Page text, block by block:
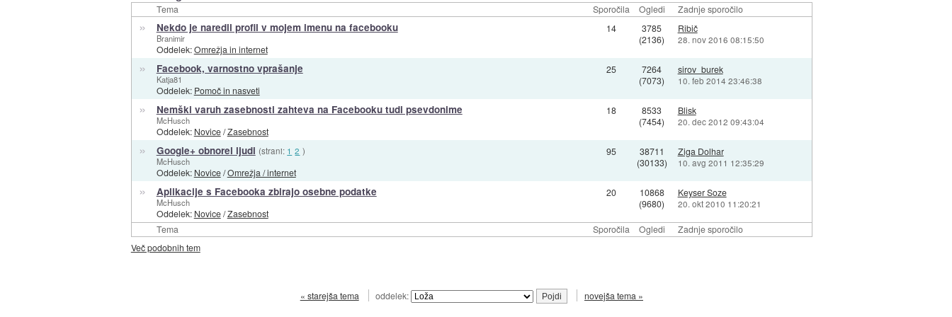
Tema Sporočila Ogledi Zadnje sporočilo
Tema Sporočila Ogledi Zadnje sporočilo
» Nekdo je naredil profil v mojem imenu na facebooku
Branimir
Oddelek:Omrežja in internet
14
3785
(2136)
Ribič
28. nov 2016 08:15:50
» Facebook, varnostno vprašanje
Katja81
Oddelek: Pomoč in nasveti
25
7264
(7073)
sirov_burek
10. feb 2014 23:46:38
» Nemški varuh zasebnosti zahteva na Facebooku tudi psevdonime
McHusch
Oddelek: Novice/Zasebnost
18
8533
(7454)
Blisk
20. dec 2012 09:43:04
» Google+ obnorel ljudi (strani: 1 2 )
McHusch
Oddelek: Novice/Omrežja / internet
95
38711
(30133)
Ziga Dolhar
10. avg 2011 12:35:29
» Aplikacije s Facebooka zbirajo osebne podatke
McHusch
Oddelek: Novice/Zasebnost
20
10868
(9680)
Keyser Soze
20. okt 2010 11:20:21
Več podobnih tem
« starejša tema oddelek: novejša tema »